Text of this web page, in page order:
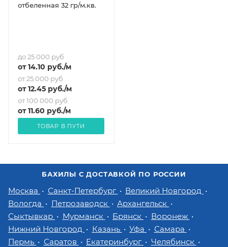
отбеленная 32 гр/м.кв.
до 25 000 руб
от14.10 руб./м
от 25 000 руб
от12.45 руб./м
от 100 000 руб
от11.60 руб./м
ТОВАР В ПУТИ
БАХИЛЫ С ДОСТАВКОЙ ПО РОССИИ
Москва Санкт-Петербург
Великий Новгород
Вологда
Петрозаводск
Архангельск
Сыктывкар
Мурманск Брянск
Воронеж
Нижний Новгород
Казань Уфа
Самара
Пермь
Саратов Екатеринбург
Челябинск